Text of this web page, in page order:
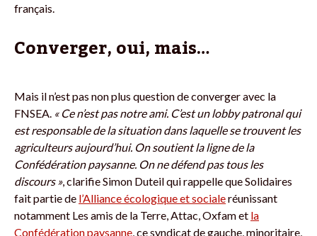
français.
Converger, oui, mais…
Mais il n’est pas non plus question de converger avec la
FNSEA. « Ce n’est pas notre ami. C’est un lobby patronal qui
est responsable de la situation dans laquelle se trouvent les
agriculteurs aujourd’hui. On soutient la ligne de la
Confédération paysanne. On ne défend pas tous les
discours », clarifie Simon Duteil qui rappelle que Solidaires
fait partie de l’Alliance écologique et socialeréunissant
notamment Les amis de la Terre, Attac, Oxfam et la
Confédération paysanne , ce syndicat de gauche, minoritaire,